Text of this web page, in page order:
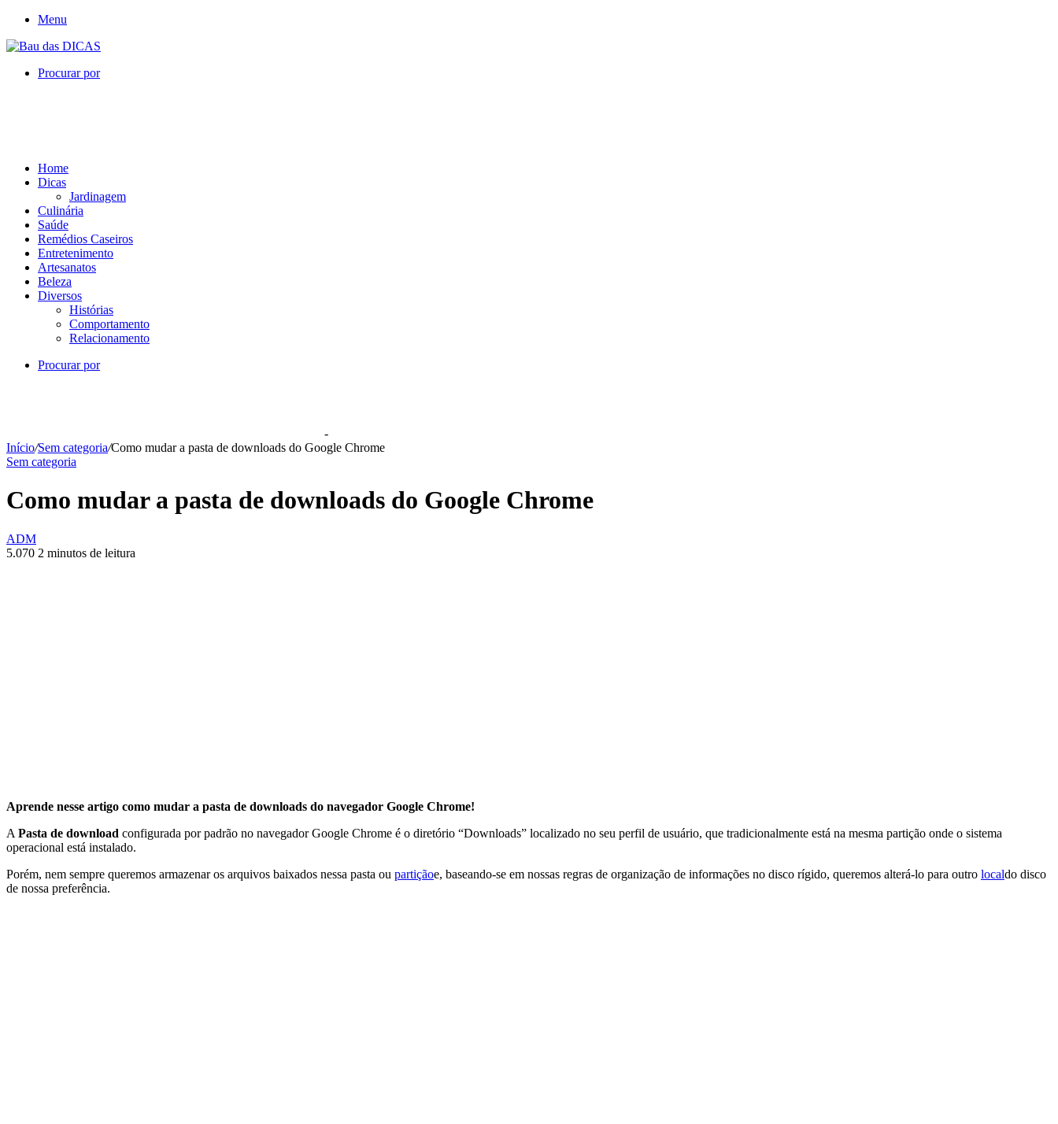
Menu
Procurar por
Home
Dicas
Jardinagem
Culinária
Saúde
Remédios Caseiros
Entretenimento
Artesanatos
Beleza
Diversos
Histórias
Comportamento
Relacionamento
Procurar por
-
Início/Sem categoria/Como mudar a pasta de downloads do Google Chrome
Sem categoria
Como mudar a pasta de downloads do Google Chrome
ADM
5.070 2 minutos de leitura
Aprende nesse artigo como mudar a pasta de downloads do navegador Google Chrome!
A Pasta de download configurada por padrão no navegador Google Chrome é o diretório “Downloads” localizado no seu perfil de usuário, que tradicionalmente está na mesma partição onde o sistema
operacional está instalado.
Porém, nem sempre queremos armazenar os arquivos baixados nessa pasta ou partiçãoe, baseando-se em nossas regras de organização de informações no disco rígido, queremos alterá-lo para outro localdo disco
de nossa preferência.